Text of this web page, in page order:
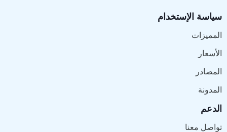
سياسة الإستخدام
المميزات
الأسعار
المصادر
المدونة
الدعم
تواصل معنا